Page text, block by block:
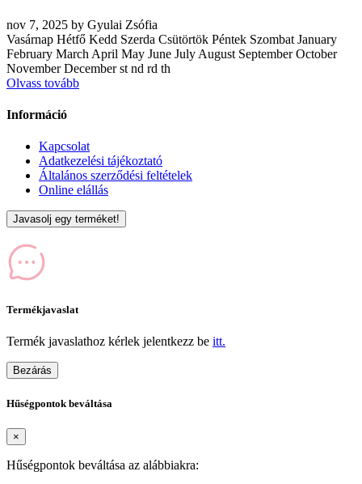
nov 7, 2025 by Gyulai Zsófia
Vasárnap Hétfő Kedd Szerda Csütörtök Péntek Szombat January
February March April May June July August September October
November December st nd rd th
Olvass tovább
Információ
Kapcsolat
Adatkezelési tájékoztató
Általános szerződési feltételek
Online elállás
Javasolj egy terméket!
Termékjavaslat
Termék javaslathoz kérlek jelentkezz be itt.
Bezárás
Hűségpontok beváltása
×
Hűségpontok beváltása az alábbiakra: